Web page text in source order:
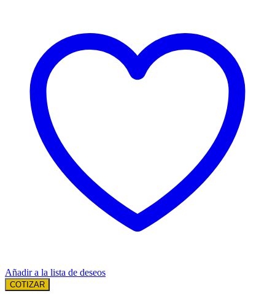
Añadir a la lista de deseos
COTIZAR